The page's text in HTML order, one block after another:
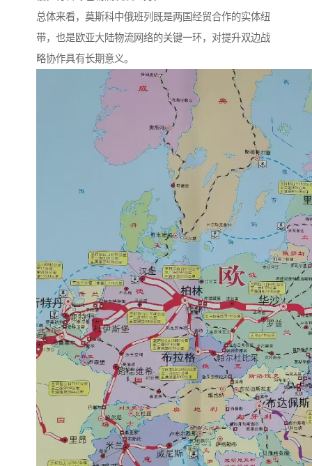
总体来看，莫斯科中俄班列既是两国经贸合作的实体纽
带，也是欧亚大陆物流网络的关键一环，对提升双边战
略协作具有长期意义。